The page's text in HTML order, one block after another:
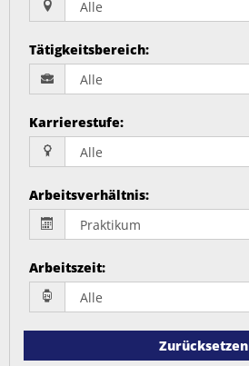
Tätigkeitsbereich:
Karrierestufe:
Arbeitsverhältnis:
Arbeitszeit:
Zurücksetzen